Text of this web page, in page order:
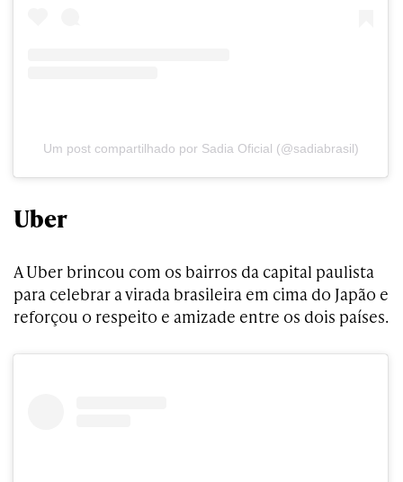
Um post compartilhado por Sadia Oficial (@sadiabrasil)
Uber
A Uber brincou com os bairros da capital paulista
para celebrar a virada brasileira em cima do Japão e
reforçou o respeito e amizade entre os dois países.